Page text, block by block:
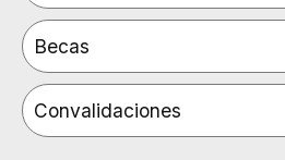
Becas
Convalidaciones